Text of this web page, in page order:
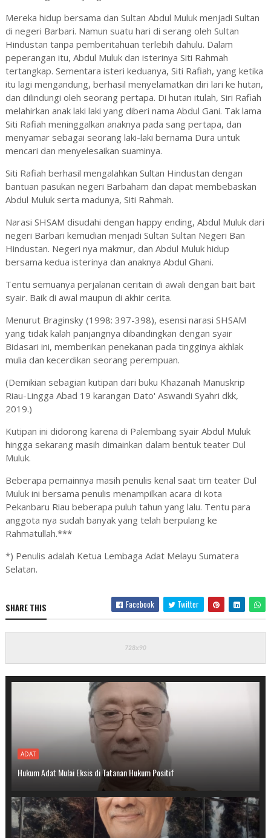
Mereka hidup bersama dan Sultan Abdul Muluk menjadi Sultan
di negeri Barbari. Namun suatu hari di serang oleh Sultan
Hindustan tanpa pemberitahuan terlebih dahulu. Dalam
peperangan itu, Abdul Muluk dan isterinya Siti Rahmah
tertangkap. Sementara isteri keduanya, Siti Rafiah, yang ketika
itu lagi mengandung, berhasil menyelamatkan diri lari ke hutan,
dan dilindungi oleh seorang pertapa. Di hutan itulah, Siri Rafiah
melahirkan anak laki laki yang diberi nama Abdul Gani. Tak lama
Siti Rafiah meninggalkan anaknya pada sang pertapa, dan
menyamar sebagai seorang laki-laki bernama Dura untuk
mencari dan menyelesaikan suaminya.
Siti Rafiah berhasil mengalahkan Sultan Hindustan dengan
bantuan pasukan negeri Barbaham dan dapat membebaskan
Abdul Muluk serta madunya, Siti Rahmah.
Narasi SHSAM disudahi dengan happy ending, Abdul Muluk dari
negeri Barbari kemudian menjadi Sultan Sultan Negeri Ban
Hindustan. Negeri nya makmur, dan Abdul Muluk hidup
bersama kedua isterinya dan anaknya Abdul Ghani.
Tentu semuanya perjalanan ceritain di awali dengan bait bait
syair. Baik di awal maupun di akhir cerita.
Menurut Braginsky (1998: 397-398), esensi narasi SHSAM
yang tidak kalah panjangnya dibandingkan dengan syair
Bidasari ini, memberikan penekanan pada tingginya akhlak
mulia dan kecerdikan seorang perempuan.
(Demikian sebagian kutipan dari buku Khazanah Manuskrip
Riau-Lingga Abad 19 karangan Dato' Aswandi Syahri dkk,
2019.)
Kutipan ini didorong karena di Palembang syair Abdul Muluk
hingga sekarang masih dimainkan dalam bentuk teater Dul
Muluk.
Beberapa pemainnya masih penulis kenal saat tim teater Dul
Muluk ini bersama penulis menampilkan acara di kota
Pekanbaru Riau beberapa puluh tahun yang lalu. Tentu para
anggota nya sudah banyak yang telah berpulang ke
Rahmatullah.***
*) Penulis adalah Ketua Lembaga Adat Melayu Sumatera
Selatan.
SHARE THIS Facebook Twitter
ADAT
Hukum Adat Mulai Eksis di Tatanan Hukum Positif